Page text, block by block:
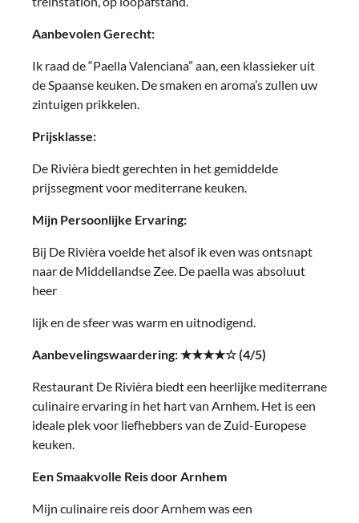
Aanbevolen Gerecht:
Ik raad de “Paella Valenciana” aan, een klassieker uit
de Spaanse keuken. De smaken en aroma’s zullen uw
zintuigen prikkelen.
Prijsklasse:
De Rivièra biedt gerechten in het gemiddelde
prijssegment voor mediterrane keuken.
Mijn Persoonlijke Ervaring:
Bij De Rivièra voelde het alsof ik even was ontsnapt
naar de Middellandse Zee. De paella was absoluut
heer
lijk en de sfeer was warm en uitnodigend.
Aanbevelingswaardering: ★★★★☆ (4/5)
Restaurant De Rivièra biedt een heerlijke mediterrane
culinaire ervaring in het hart van Arnhem. Het is een
ideale plek voor liefhebbers van de Zuid-Europese
keuken.
Een Smaakvolle Reis door Arnhem
Mijn culinaire reis door Arnhem was een